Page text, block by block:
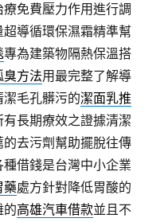
免費壓力作用進行調
超導循環保濕霜精準幫
專為建築物隔熱保溫搭
臭方法用最完整了解導
潔毛孔髒污的潔面乳推
長期療效之證據清潔
去污劑幫助擺脫往傳
種借錢是台灣中小企業
藥處方針對降低胃酸的
的高雄汽車借款並且不